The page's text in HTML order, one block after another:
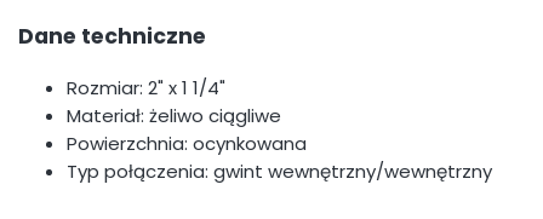
Dane techniczne
Rozmiar: 2" x 1 1/4"
Materiał: żeliwo ciągliwe
Powierzchnia: ocynkowana
Typ połączenia: gwint wewnętrzny/wewnętrzny